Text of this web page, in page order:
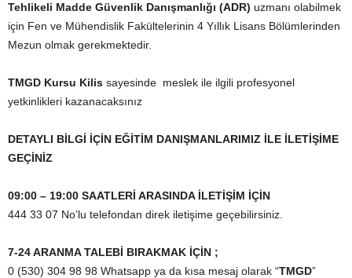
Tehlikeli Madde Güvenlik Danışmanlığı (ADR) uzmanı olabilmek
için Fen ve Mühendislik Fakültelerinin 4 Yıllık Lisans Bölümlerinden
Mezun olmak gerekmektedir.
TMGD Kursu Kilis sayesinde meslek ile ilgili profesyonel
yetkinlikleri kazanacaksınız
DETAYLI BİLGİ İÇİN EĞİTİM DANIŞMANLARIMIZ İLE İLETİŞİME
GEÇİNİZ
09:00 – 19:00 SAATLERİ ARASINDA İLETİŞİM İÇİN
444 33 07 No’lu telefondan direk iletişime geçebilirsiniz.
7-24 ARANMA TALEBİ BIRAKMAK İÇİN ;
0 (530) 304 98 98 Whatsapp ya da kısa mesaj olarak “TMGD”